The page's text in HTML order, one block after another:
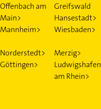
Offenbach am
Main>
Greifswald
Hansestadt>
Mannheim> Wiesbaden>
Norderstedt> Merzig>
Göttingen>
Ludwigshafen
am Rhein>